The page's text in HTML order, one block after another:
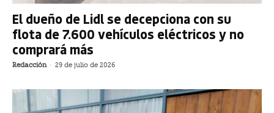
El dueño de Lidl se decepciona con su
flota de 7.600 vehículos eléctricos y no
comprará más
Redacción - 29 de julio de 2026